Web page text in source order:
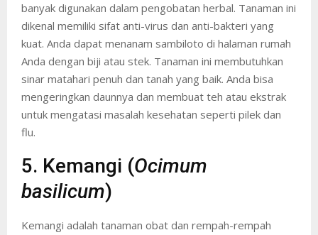
banyak digunakan dalam pengobatan herbal. Tanaman ini
dikenal memiliki sifat anti-virus dan anti-bakteri yang
kuat. Anda dapat menanam sambiloto di halaman rumah
Anda dengan biji atau stek. Tanaman ini membutuhkan
sinar matahari penuh dan tanah yang baik. Anda bisa
mengeringkan daunnya dan membuat teh atau ekstrak
untuk mengatasi masalah kesehatan seperti pilek dan
flu.
5. Kemangi (Ocimum
basilicum)
Kemangi adalah tanaman obat dan rempah-rempah